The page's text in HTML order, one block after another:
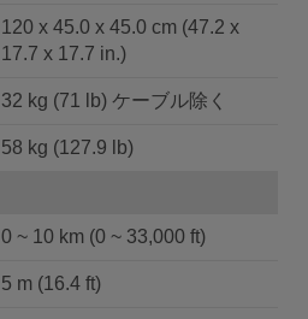
120 x 45.0 x 45.0 cm (47.2 x
17.7 x 17.7 in.)
32 kg (71 lb) ケーブル除く
58 kg (127.9 lb)
0 ~ 10 km (0 ~ 33,000 ft)
5 m (16.4 ft)